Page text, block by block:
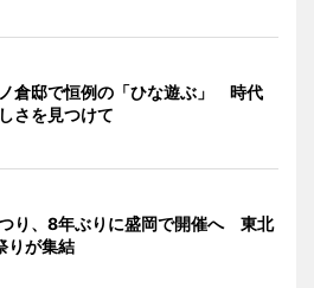
倉邸で恒例の「ひな遊ぶ」 時代
さを見つけて
り、8年ぶりに盛岡で開催へ 東北
りが集結